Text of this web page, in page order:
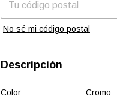
No sé mi código postal
Descripción
Color Cromo